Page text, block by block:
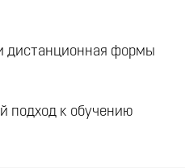
дистанционная формы
подход к обучению